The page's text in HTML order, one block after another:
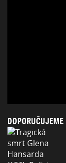
DOPORUČUJEME